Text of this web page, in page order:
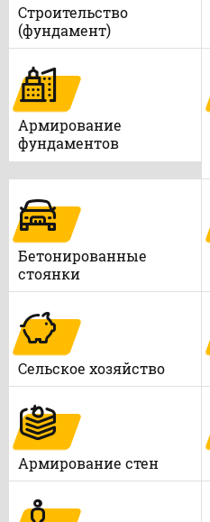
Строительство
(фундамент)
Армирование
фундаментов
Бетонированные
стоянки
Сельское хозяйство
Армирование стен